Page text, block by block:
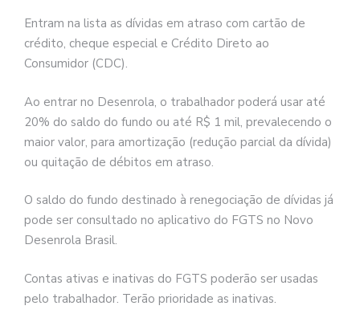
Entram na lista as dívidas em atraso com cartão de
crédito, cheque especial e Crédito Direto ao
Consumidor (CDC).
Ao entrar no Desenrola, o trabalhador poderá usar até
20% do saldo do fundo ou até R$ 1 mil, prevalecendo o
maior valor, para amortização (redução parcial da dívida)
ou quitação de débitos em atraso.
O saldo do fundo destinado à renegociação de dívidas já
pode ser consultado no aplicativo do FGTS no Novo
Desenrola Brasil.
Contas ativas e inativas do FGTS poderão ser usadas
pelo trabalhador. Terão prioridade as inativas.